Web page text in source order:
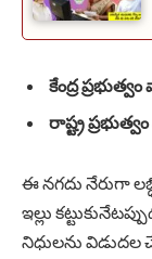
కేంద్ర
రాష్ట్ర
ఈ నగదు నేరుగా
ఇల్లు
నిధులను విడుదల